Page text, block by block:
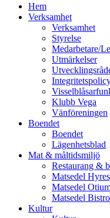
vidare
Hem
Verksamhet
Verksamhet
Styrelse
Medarbetare/
Utmärkelser
Klubb Vega
Vänföreningen
Boendet
Boendet
Lägenhetsblad
Mat & måltidsmiljö
Restaurang &
Matsedel
Matsedel
Matsedel
Kultur